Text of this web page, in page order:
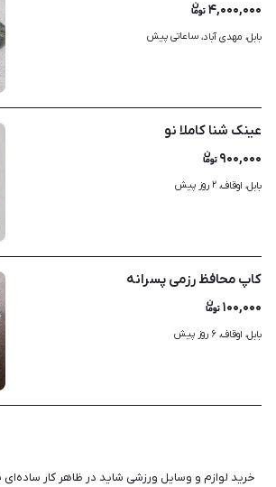
۴,۰۰۰,۰۰۰
بابل، مهدی آباد، ساعاتی پیش
عینک شنا کاملا نو
۹۰۰,۰۰۰
بابل، اوقاف، ۲ روز پیش
کاپ محافظ رزمی پسرانه
۱۰۰,۰۰۰
بابل، اوقاف، ۶ روز پیش
خرید لوازم و وسایل ورزشی شاید در ظاهر کار ساده‌ای